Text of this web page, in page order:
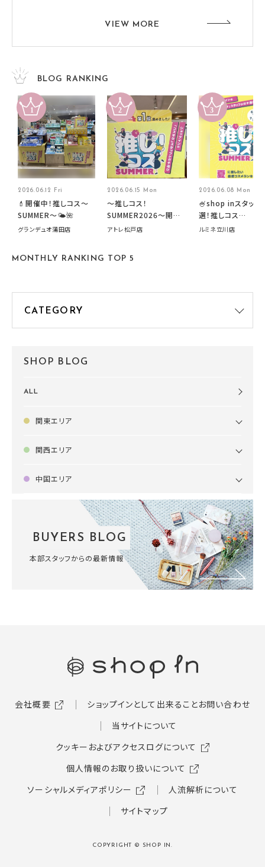
VIEW MORE
BLOG RANKING
2026.06.12 Fri
💄開催中！推しコス〜
SUMMER〜🌤️🌺
グランデュオ蒲田店
2026.06.15 Mon
～推しコス！
SUMMER2026～開催
中です！
アトレ松戸店
2026.06.08 Mon
🍧shop inスタッフ
選！推しコス
summer2026開催
ルミネ立川店
MONTHLY RANKING TOP 5
SHOP BLOG
ALL
関東エリア
関西エリア
中国エリア
BUYERS BLOG
本部スタッフからの最新情報
会社概要 ショップインとして出来ることお問い合わせ
当サイトについて
クッキーおよびアクセスログについて
個人情報のお取り扱いについて
ソーシャルメディアポリシー
人流解析について
サイトマップ
COPYRIGHT © SHOP IN.